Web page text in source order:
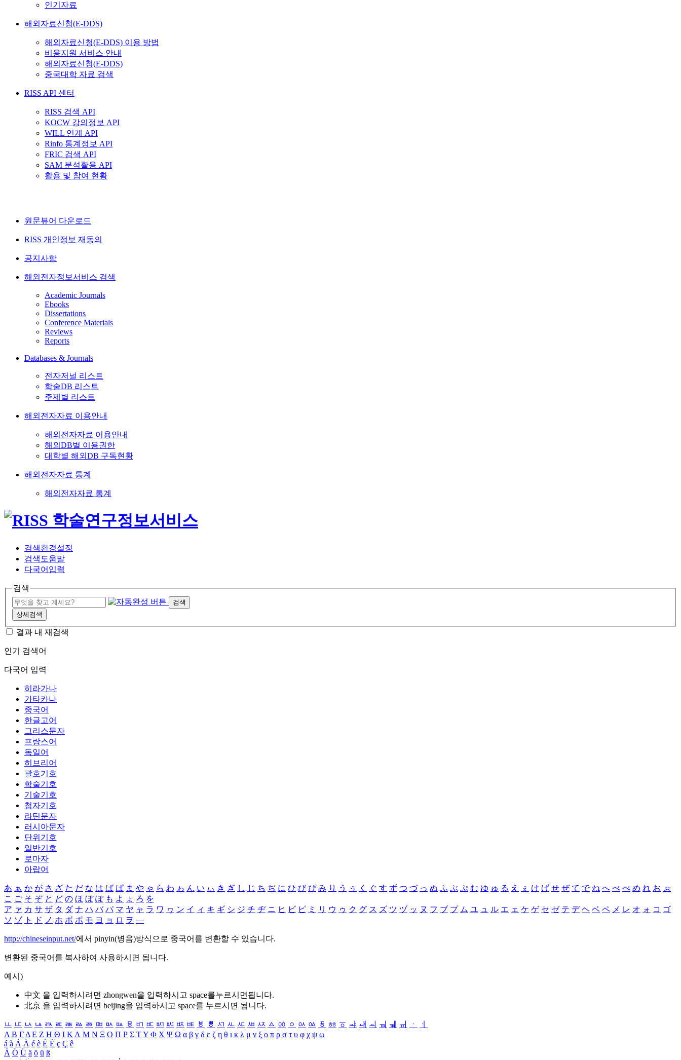
인기자료
해외자료신청(E-DDS)
해외자료신청(E-DDS) 이용 방법
비용지원 서비스 안내
해외자료신청(E-DDS)
중국대학 자료 검색
RISS API 센터
RISS 검색 API
KOCW 강의정보 API
WILL 연계 API
Rinfo 통계정보 API
FRIC 검색 API
SAM 분석활용 API
활용 및 참여 현황
원문뷰어 다운로드
RISS 개인정보 재동의
공지사항
해외전자정보서비스 검색
Academic Journals
Ebooks
Dissertations
Conference Materials
Reviews
Reports
Databases & Journals
전자저널 리스트
학술DB 리스트
주제별 리스트
해외전자자료 이용안내
해외전자자료 이용안내
해외DB별 이용권한
대학별 해외DB 구독현황
해외전자자료 통계
해외전자자료 통계
검색환경설정
검색도움말
다국어입력
검색
검색
상세검색
결과 내 재검색
인기 검색어
다국어 입력
히라가나
가타카나
중국어
한글고어
그리스문자
프랑스어
독일어
히브리어
괄호기호
학술기호
기술기호
첨자기호
라틴문자
러시아문자
단위기호
일반기호
로마자
아랍어
あ ぁ か が さ ざ た だ な は ば ぱ ま や ゃ ら わ ゎ ん い ぃ き ぎ し じ ち ぢ に ひ び ぴ み り う ぅ く ぐ す ず つ づ っ ぬ ふ ぶ ぷ む ゆ ゅ る え ぇ け げ せ ぜ て で ね へ べ ぺ め れ お ぉ
こ ご そ ぞ と ど の ほ ぼ ぽ も よ ょ ろ を
ア ァ カ サ ザ タ ダ ナ ハ バ パ マ ヤ ャ ラ ワ ヮ ン イ ィ キ ギ シ ジ チ ヂ ニ ヒ ビ ピ ミ リ ウ ゥ ク グ ス ズ ツ ヅ ッ ヌ フ ブ プ ム ユ ュ ル エ ェ ケ ゲ セ ゼ テ デ ヘ ベ ペ メ レ オ ォ コ ゴ
ソ ゾ ト ド ノ ホ ボ ポ モ ヨ ョ ロ ヲ ―
http://chineseinput.net/에서 pinyin(병음)방식으로 중국어를 변환할 수 있습니다.
변환된 중국어를 복사하여 사용하시면 됩니다.
예시)
中文 을 입력하시려면 zhongwen을 입력하시고 space를누르시면됩니다.
北京 을 입력하시려면 beijing을 입력하시고 space를 누르시면 됩니다.
ㅥ ㅦ ㅧ ㅨ ㅩ ㅪ ㅫ ㅬ ㅭ ㅮ ㅯ ㅰ ㅱ ㅲ ㅳ ㅴ ㅵ ㅶ ㅷ ㅸ ㅹ ㅺ ㅻ ㅼ ㅽ ㅾ ㅿ ㆀ ㆁ ㆂ ㆃ ㆄ ㆅ ㆆ ㆇ ㆈ ㆉ ㆊ ㆋ ㆌ ㆍ
ㆎ
Α Β ΓΔ Ε Ζ Η Θ Ι ΚΛ Μ Ν Ξ Ο Π Ρ Σ ΤΥ Φ Χ Ψ Ω α β γ δ ε ζ η θ ι κ λ μ ν ξ ο π ρ σ τ υ φ χ ψ ω
á à Á À é è É È ç Ç ê
Ä Ö Ü ä ö ü ß